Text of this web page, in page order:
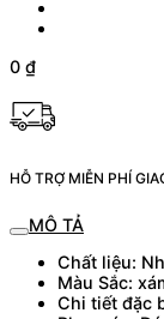
0 ₫
HỖ TRỢ MIỄN PHÍ
MÔ TẢ
Chất liệu:
Màu Sắc:
Chi tiết đặc